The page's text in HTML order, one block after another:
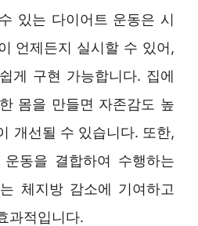
있는 다이어트 운동은 시
언제든지 실시할 수 있어,
게 구현 가능합니다. 집에
몸을 만들면 자존감도 높
개선될 수 있습니다. 또한,
동을 결합하여 수행하는
체지방 감소에 기여하고
과적입니다.